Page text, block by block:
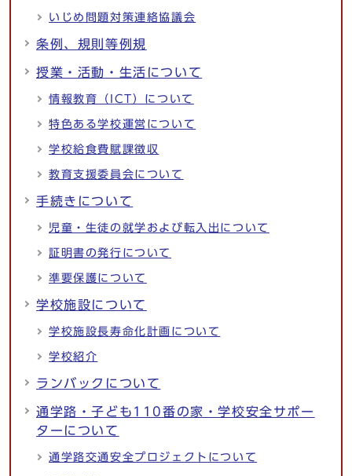
いじめ問題対策連絡協議会
条例、規則等例規
授業・活動・生活について
情報教育（ICT）について
特色ある学校運営について
学校給食費賦課徴収
教育支援委員会について
手続きについて
児童・生徒の就学および転入出について
証明書の発行について
準要保護について
学校施設について
学校施設長寿命化計画について
学校紹介
ランバックについて
通学路・子ども110番の家・学校安全サポー
ターについて
通学路交通安全プロジェクトについて